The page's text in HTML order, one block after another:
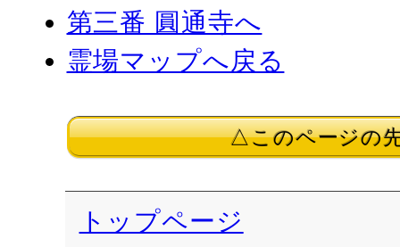
第三番 圓通寺へ
霊場マップへ戻る
△このページの
トップページ